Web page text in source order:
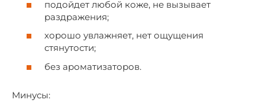
подойдет любой коже, не вызывает
раздражения;
хорошо увлажняет, нет ощущения
стянутости;
без ароматизаторов.
Минусы: